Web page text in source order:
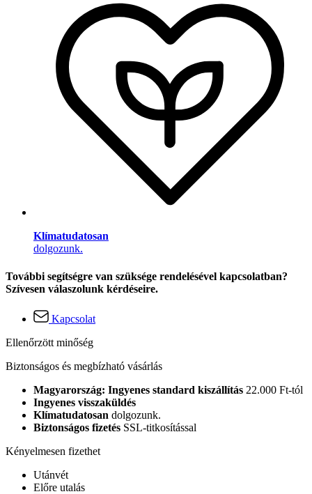
Klímatudatosan
dolgozunk.
További segítségre van szüksége rendelésével kapcsolatban?
Szívesen válaszolunk kérdéseire.
Kapcsolat
Ellenőrzött minőség
Biztonságos és megbízható vásárlás
Magyarország: Ingyenes standard kiszállítás 22.000 Ft-tól
Ingyenes visszaküldés
Klímatudatosan dolgozunk.
Biztonságos fizetés SSL-titkosítással
Kényelmesen fizethet
Utánvét
Előre utalás